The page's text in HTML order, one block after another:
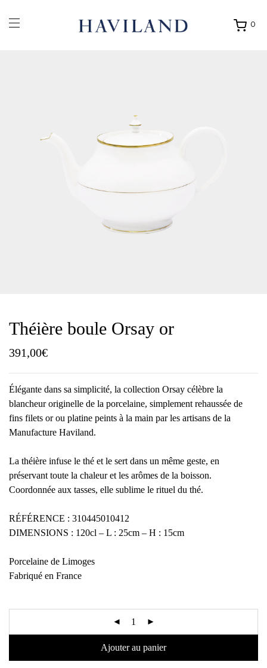
0
Ouvrir
Théière boule Orsay or
391,00€
Élégante dans sa simplicité, la collection Orsay célèbre la
blancheur originelle de la porcelaine, simplement rehaussée de
fins filets or ou platine peints à la main par les artisans de la
Manufacture Haviland.
La théière infuse le thé et le sert dans un même geste, en
préservant toute la chaleur et les arômes de la boisson.
Coordonnée aux tasses, elle sublime le rituel du thé.
RÉFÉRENCE : 310445010412
DIMENSIONS : 120cl – L : 25cm – H : 15cm
Porcelaine de Limoges
Fabriqué en France
Ajouter au panier